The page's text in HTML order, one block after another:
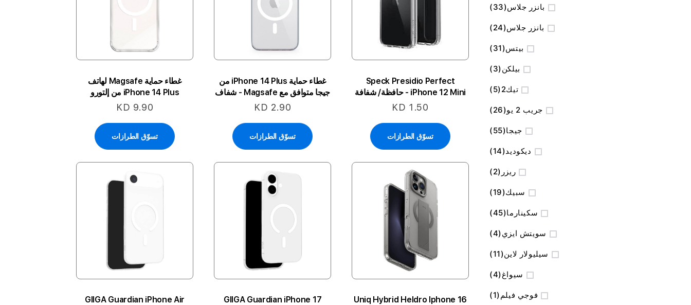
Speck Presidio Perfect
iPhone 12 Mini - حافظة/ شفافة
KD 1.50
تسوّق الطرازات
غطاء حماية iPhone 14 Plus من
جيجا متوافق مع Magsafe - شفاف
KD 2.90
تسوّق الطرازات
غطاء حماية Magsafe لهاتف
iPhone 14 Plus من إلتورو
KD 9.90
تسوّق الطرازات
Uniq Hybrid Heldro Iphone 16
GIIGA Guardian iPhone 17
GIIGA Guardian iPhone Air
بانزر جلاس 33
المنتج
بانزر جلاس 24
المنتج
بيتس 31
المنتج
بيلكن 3
المنتج
تيك2 5
المنتج
جريب 2 يو 26
المنتج
جيجا 55
المنتج
ديكوديد 14
المنتج
ريزر 2
المنتج
سبيك 19
المنتج
سكينارما 45
المنتج
سويتش ايزي 4
المنتج
سيليولار لاين 11
المنتج
سيواغ 4
المنتج
فوجي فيلم 1
منتج